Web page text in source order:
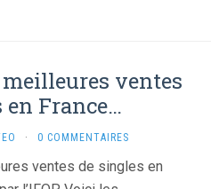
ventes
en France…
· 0 COMMENTAIRES
ventes de singles en